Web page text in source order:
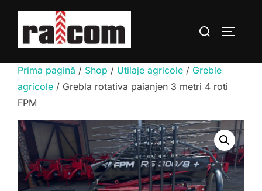
conținut
Caută
Prima pagină / Shop / Utilaje agricole / Greble
agricole / Grebla rotativa paianjen 3 metri 4 roti
FPM